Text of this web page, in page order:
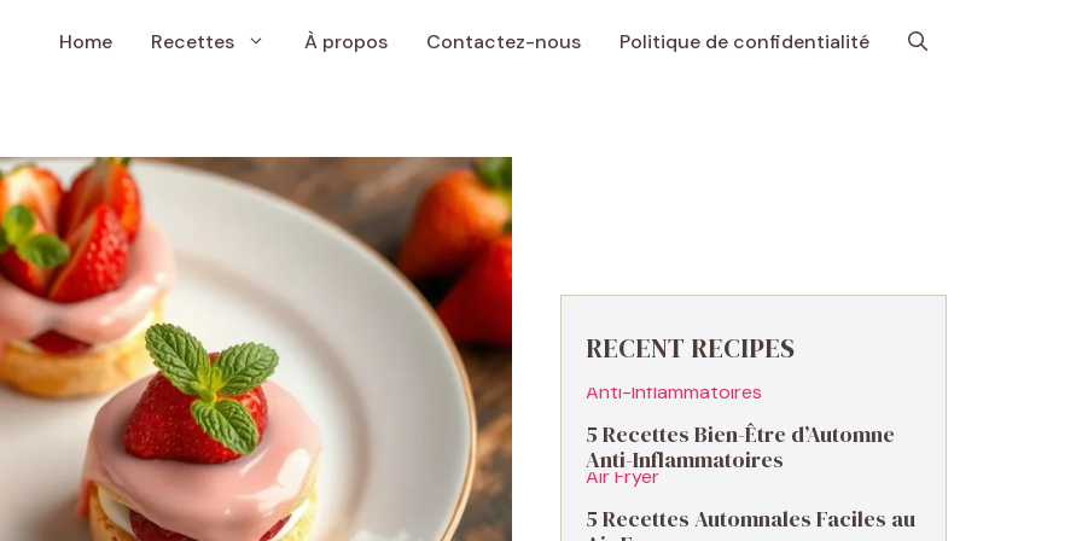
Home Recettes À propos Contactez-nous Politique de confidentialité
RECENT RECIPES
5 Recettes Bien-Être d’Automne
Anti-Inflammatoires
5 Recettes Automnales Faciles au